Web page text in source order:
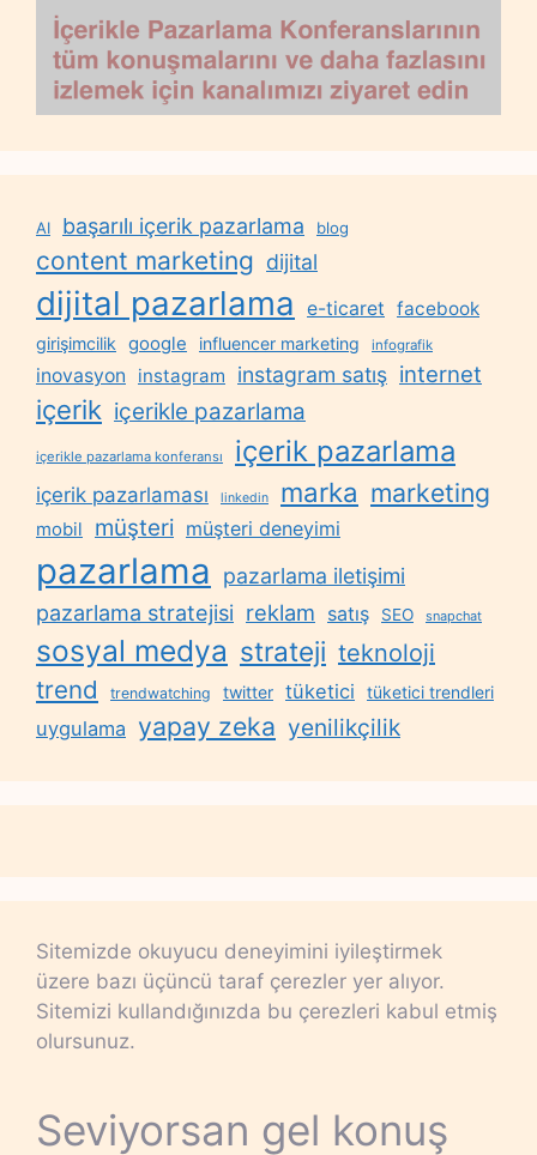
AI başarılı içerik pazarlama blog
content marketing dijital
dijital pazarlama e-ticaret facebook
girişimcilik google influencer marketing infografik
inovasyon instagram instagram satış internet
içerik içerikle pazarlama
içerikle pazarlama konferansı içerik pazarlama
içerik pazarlaması linkedin marka marketing
mobil müşteri müşteri deneyimi
pazarlama
pazarlama iletişimi
pazarlama stratejisi reklam satış SEO snapchat
sosyal medya strateji teknoloji
trend trendwatching twitter tüketici tüketici trendleri
uygulama yapay zeka yenilikçilik
Sitemizde okuyucu deneyimini iyileştirmek
üzere bazı üçüncü taraf çerezler yer alıyor.
Sitemizi kullandığınızda bu çerezleri kabul etmiş
olursunuz.
Seviyorsan gel konuş